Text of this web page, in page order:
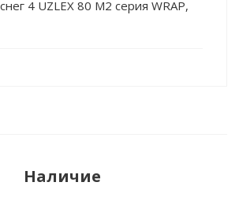
4 UZLEX 80 М2 серия WRAP,
Наличие